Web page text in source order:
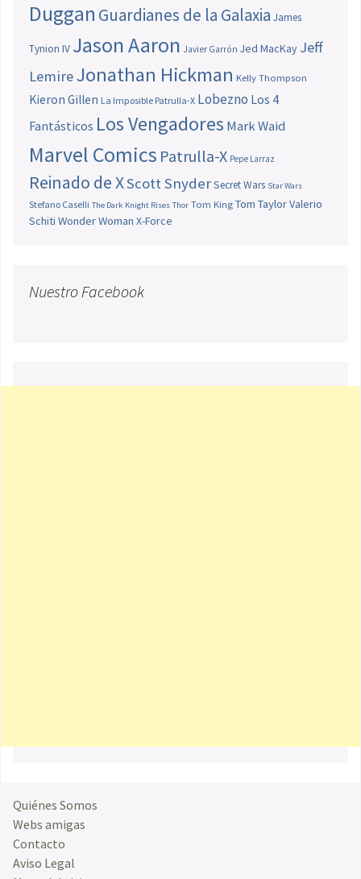
Duggan Guardianes de la Galaxia James
Tynion IV Jason Aaron Javier Garrón Jed MacKay Jeff
LemireJonathan Hickman Kelly Thompson
Kieron Gillen La Imposible Patrulla-X Lobezno Los 4
Fantásticos Los Vengadores Mark Waid
Marvel Comics Patrulla-X Pepe Larraz
Reinado de XScott SnyderSecret Wars Star Wars
Stefano Caselli The Dark Knight Rises Thor Tom King Tom TaylorValerio
Schiti Wonder Woman X-Force
Nuestro Facebook
Quiénes Somos
Webs amigas
Contacto
Aviso Legal